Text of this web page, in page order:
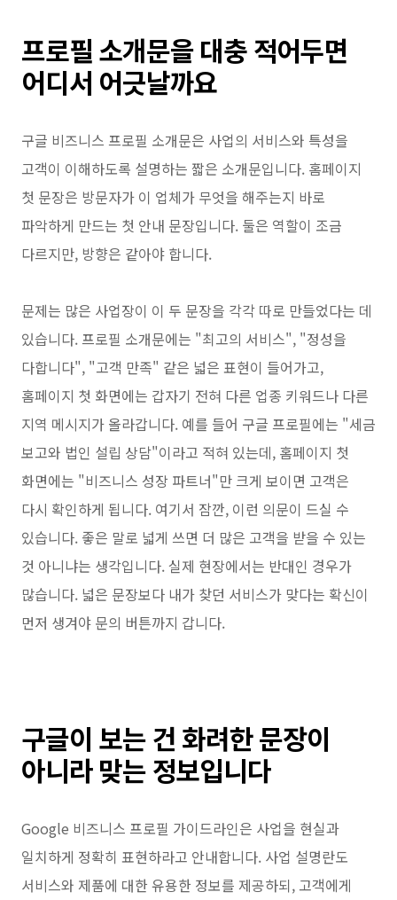
프로필 소개문을 대충 적어두면
어디서 어긋날까요
구글 비즈니스 프로필 소개문은 사업의 서비스와 특성을
고객이 이해하도록 설명하는 짧은 소개문입니다. 홈페이지
첫 문장은 방문자가 이 업체가 무엇을 해주는지 바로
파악하게 만드는 첫 안내 문장입니다. 둘은 역할이 조금
다르지만, 방향은 같아야 합니다.
문제는 많은 사업장이 이 두 문장을 각각 따로 만들었다는 데
있습니다. 프로필 소개문에는 "최고의 서비스", "정성을
다합니다", "고객 만족" 같은 넓은 표현이 들어가고,
홈페이지 첫 화면에는 갑자기 전혀 다른 업종 키워드나 다른
지역 메시지가 올라갑니다. 예를 들어 구글 프로필에는 "세금
보고와 법인 설립 상담"이라고 적혀 있는데, 홈페이지 첫
화면에는 "비즈니스 성장 파트너"만 크게 보이면 고객은
다시 확인하게 됩니다. 여기서 잠깐, 이런 의문이 드실 수
있습니다. 좋은 말로 넓게 쓰면 더 많은 고객을 받을 수 있는
것 아니냐는 생각입니다. 실제 현장에서는 반대인 경우가
많습니다. 넓은 문장보다 내가 찾던 서비스가 맞다는 확신이
먼저 생겨야 문의 버튼까지 갑니다.
구글이 보는 건 화려한 문장이
아니라 맞는 정보입니다
Google 비즈니스 프로필 가이드라인은 사업을 현실과
일치하게 정확히 표현하라고 안내합니다. 사업 설명란도
서비스와 제품에 대한 유용한 정보를 제공하되, 고객에게